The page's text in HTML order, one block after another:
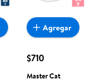
$710
Master Cat
Agregar